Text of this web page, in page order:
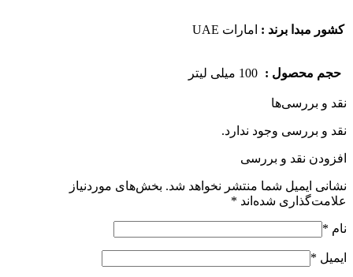
کشور مبدا برند : امارات UAE
حجم محصول : 100 میلی لیتر
نقد و بررسی‌ها
نقد و بررسی وجود ندارد.
افزودن نقد و بررسی
نشانی ایمیل شما منتشر نخواهد شد. بخش‌های موردنیاز
علامت‌گذاری شده‌اند *
نام *
ایمیل *